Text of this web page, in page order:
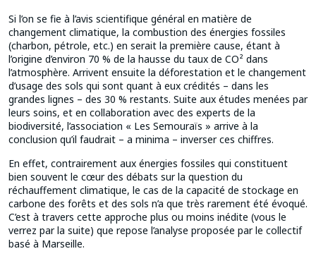
Si l’on se fie à l’avis scientifique général en matière de
changement climatique, la combustion des énergies fossiles
(charbon, pétrole, etc.) en serait la première cause, étant à
l’origine d’environ 70 % de la hausse du taux de CO² dans
l’atmosphère. Arrivent ensuite la déforestation et le changement
d’usage des sols qui sont quant à eux crédités – dans les
grandes lignes – des 30 % restants. Suite aux études menées par
leurs soins, et en collaboration avec des experts de la
biodiversité, l’association « Les Semouraïs » arrive à la
conclusion qu’il faudrait – a minima – inverser ces chiffres.
En effet, contrairement aux énergies fossiles qui constituent
bien souvent le cœur des débats sur la question du
réchauffement climatique, le cas de la capacité de stockage en
carbone des forêts et des sols n’a que très rarement été évoqué.
C’est à travers cette approche plus ou moins inédite (vous le
verrez par la suite) que repose l’analyse proposée par le collectif
basé à Marseille.